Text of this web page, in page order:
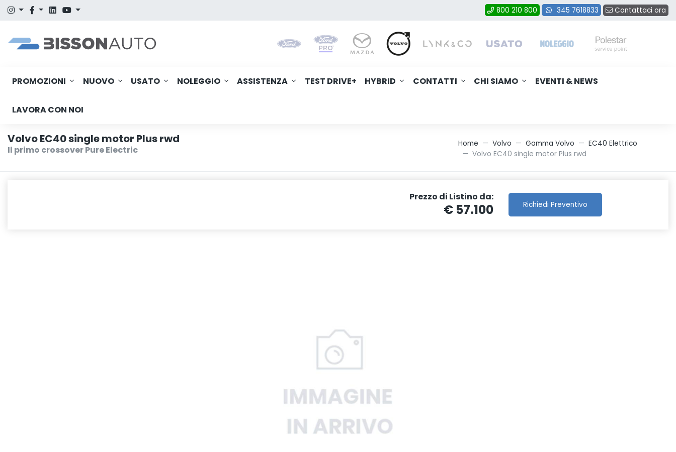
800 210 800 345 7618833 Contattaci ora
PROMOZIONI NUOVO USATO NOLEGGIO ASSISTENZA TEST DRIVE+ HYBRID CONTATTI CHI SIAMO EVENTI & NEWS
LAVORA CON NOI
Volvo EC40 single motor Plus rwd
Il primo crossover Pure Electric
Home Volvo Gamma Volvo
EC40 Elettrico
Volvo EC40 single motor Plus rwd
Prezzo di Listino da:
€ 57.100 Richiedi Preventivo